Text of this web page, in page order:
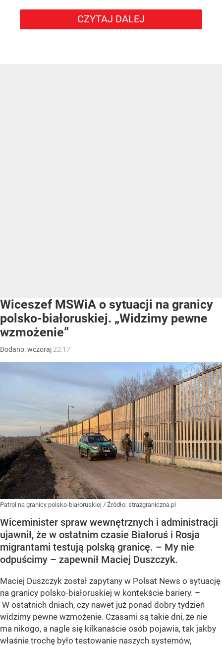
CZYTAJ DALEJ
Wiceszef MSWiA o sytuacji na granicy
polsko-białoruskiej. „Widzimy pewne
wzmożenie”
Dodano:wczoraj 22:17
Patrol na granicy polsko-białoruskiej / Źródło: strazgraniczna.pl
Wiceminister spraw wewnętrznych i administracji
ujawnił, że w ostatnim czasie Białoruś i Rosja
migrantami testują polską granicę. – My nie
odpuścimy – zapewnił Maciej Duszczyk.
Maciej Duszczyk został zapytany w Polsat News o sytuację
na granicy polsko-białoruskiej w kontekście bariery. –
W ostatnich dniach, czy nawet już ponad dobry tydzień
widzimy pewne wzmożenie. Czasami są takie dni, że nie
ma nikogo, a nagle się kilkanaście osób pojawia, tak jakby
właśnie trochę było testowanie naszych systemów,